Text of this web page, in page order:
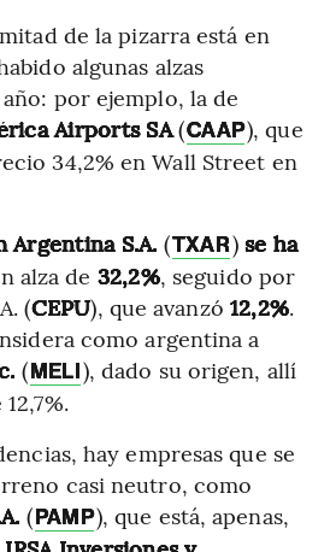
de la pizarra está en
algunas alzas
por ejemplo, la de
Airports SA(CAAP), que
34,2% en Wall Street en
Argentina S.A. (TXAR)se ha
alza de 32,2%, seguido por
(CEPU), que avanzó 12,2%.
como argentina a
(MELI), dado su origen, allí
hay empresas que se
casi neutro, como
(PAMP), que está, apenas,